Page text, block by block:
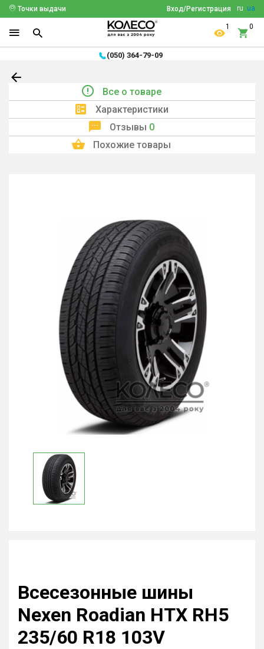
ru ua
Вход/Регистрация
Точки выдачи
1 0
(050) 364-79-09
Все о товаре
Характеристики
Отзывы 0
Похожие товары
Всесезонные шины
Nexen Roadian HTX RH5
235/60 R18 103V